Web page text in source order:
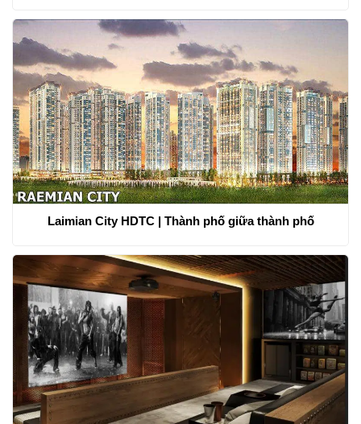
Laimian City HDTC | Thành phố giữa thành phố